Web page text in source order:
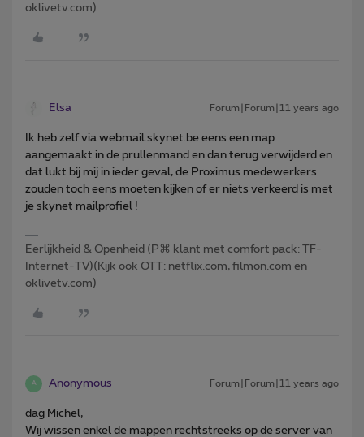
oklivetv.com)
Elsa Forum|Forum|11 years ago
Ik heb zelf via webmail.skynet.be eens een map
aangemaakt in de prullenmand en dan terug verwijderd en
dat lukt bij mij in ieder geval, de Proximus medewerkers
zouden toch eens moeten kijken of er niets verkeerd is met
je skynet mailprofiel !
Eerlijkheid & Openheid (P⌘ klant met comfort pack: TF-
Internet-TV)(Kijk ook OTT: netflix.com, filmon.com en
oklivetv.com)
A Anonymous Forum|Forum|11 years ago
dag Michel,
Wij wissen enkel de mappen rechtstreeks op de server van